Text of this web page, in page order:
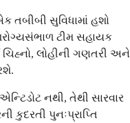
સુવિધામાં હશો
ટીમ સહાયક
ચિહ્નો, લોહીની ગણતરી અને
નથી, તેથી સારવાર
કુદરતી પુનઃપ્રાપ્તિ